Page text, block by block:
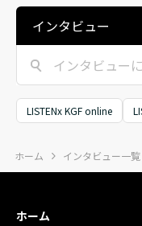
ク®」。
インタビュー
LISTENx KGF online
ホーム インタビュー一覧
ホーム